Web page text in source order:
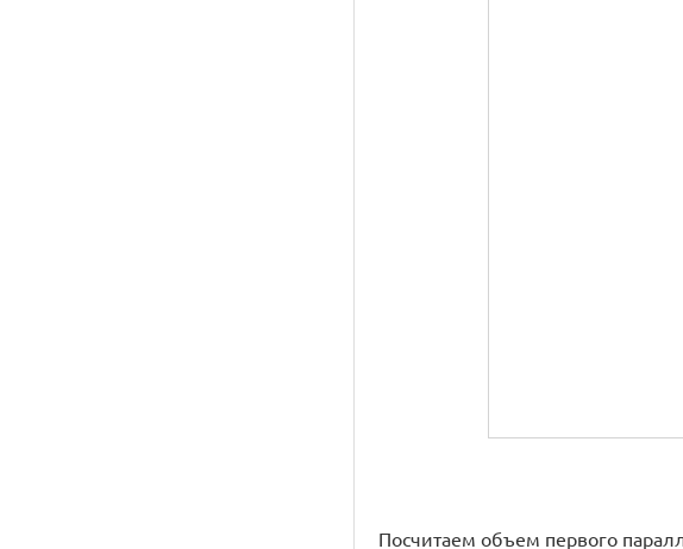
Посчитаем объем первого